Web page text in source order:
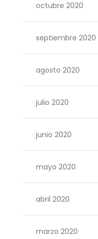
octubre 2020
septiembre 2020
agosto 2020
julio 2020
junio 2020
mayo 2020
abril 2020
marzo 2020